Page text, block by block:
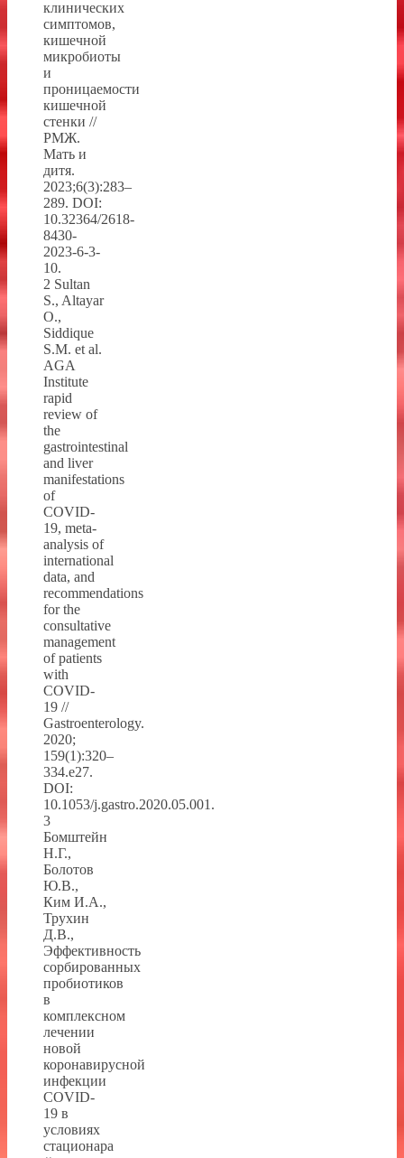
клинических
симптомов,
кишечной
микробиоты
и
проницаемости
кишечной
стенки //
РМЖ.
Мать и
дитя.
2023;6(3):283–
289. DOI:
10.32364/2618-
8430-
2023-6-3-
10.
2 Sultan
S., Altayar
O.,
Siddique
S.M. et al.
AGA
Institute
rapid
review of
the
gastrointestinal
and liver
manifestations
of
COVID-
19, meta-
analysis of
international
data, and
recommendations
for the
consultative
management
of patients
with
COVID-
19 //
Gastroenterology.
2020;
159(1):320–
334.e27.
DOI:
10.1053/j.gastro.2020.05.001.
3
Бомштейн
Н.Г.,
Болотов
Ю.В.,
Ким И.А.,
Трухин
Д.В.,
Эффективность
сорбированных
пробиотиков
в
комплексном
лечении
новой
коронавирусной
инфекции
COVID-
19 в
условиях
стационара